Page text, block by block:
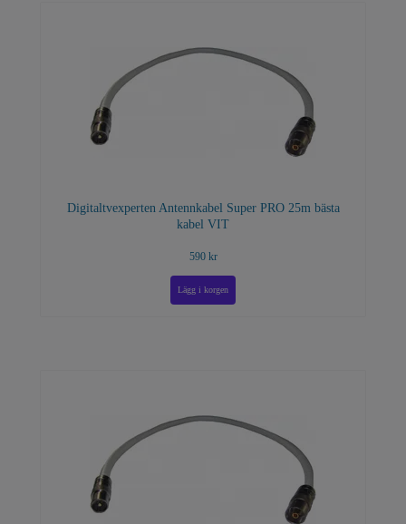
Digitaltvexperten Antennkabel Super PRO 25m bästa
kabel VIT
590 kr